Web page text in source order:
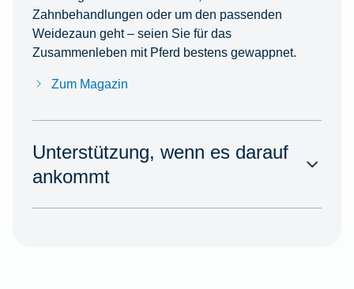
Zahnbehandlungen oder um den passenden
Weidezaun geht – seien Sie für das
Zusammenleben mit Pferd bestens gewappnet.
Zum Magazin
Unterstützung, wenn es darauf
ankommt